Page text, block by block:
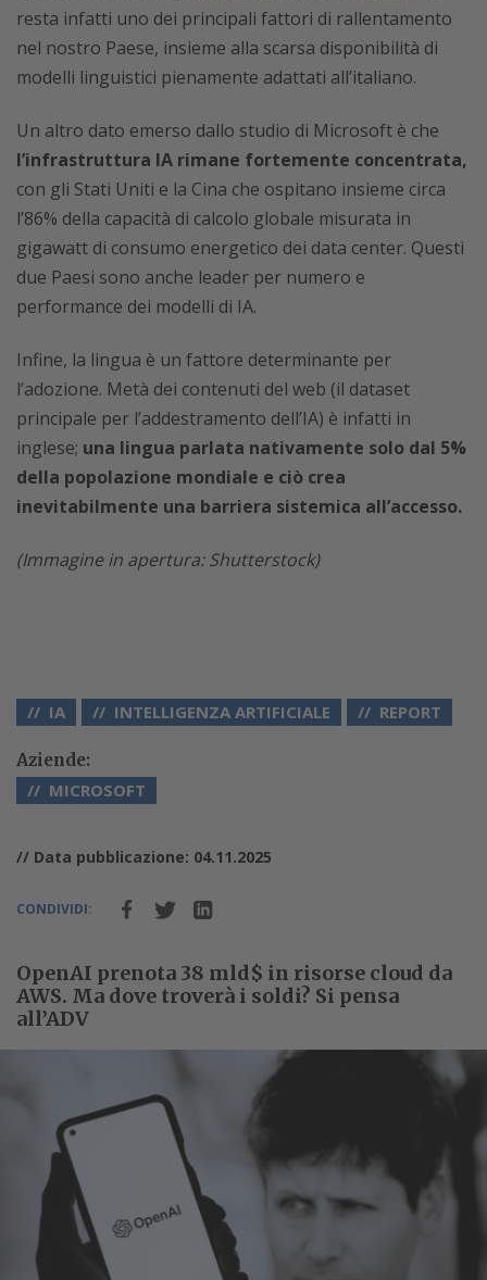
resta infatti uno dei principali fattori di rallentamento
nel nostro Paese, insieme alla scarsa disponibilità di
modelli linguistici pienamente adattati all’italiano.
Un altro dato emerso dallo studio di Microsoft è che
l’infrastruttura IA rimane fortemente concentrata,
con gli Stati Uniti e la Cina che ospitano insieme circa
l’86% della capacità di calcolo globale misurata in
gigawatt di consumo energetico dei data center. Questi
due Paesi sono anche leader per numero e
performance dei modelli di IA.
Infine, la lingua è un fattore determinante per
l’adozione. Metà dei contenuti del web (il dataset
principale per l’addestramento dell’IA) è infatti in
inglese; una lingua parlata nativamente solo dal 5%
della popolazione mondiale e ciò crea
inevitabilmente una barriera sistemica all’accesso.
(Immagine in apertura: Shutterstock)
IA INTELLIGENZA ARTIFICIALE REPORT
Aziende:
MICROSOFT
// Data pubblicazione: 04.11.2025
CONDIVIDI:
OpenAI prenota 38 mld$ in risorse cloud da
AWS. Ma dove troverà i soldi? Si pensa
all’ADV